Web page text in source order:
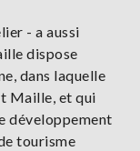
- a aussi
dispose
dans laquelle
Maille, et qui
développement
tourisme